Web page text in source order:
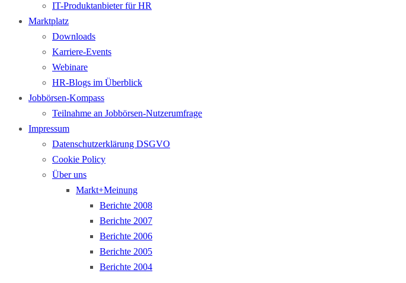
IT-Produktanbieter für HR
Marktplatz
Downloads
Karriere-Events
Webinare
HR-Blogs im Überblick
Jobbörsen-Kompass
Teilnahme an Jobbörsen-Nutzerumfrage
Impressum
Datenschutzerklärung DSGVO
Cookie Policy
Über uns
Markt+Meinung
Berichte 2008
Berichte 2007
Berichte 2006
Berichte 2005
Berichte 2004